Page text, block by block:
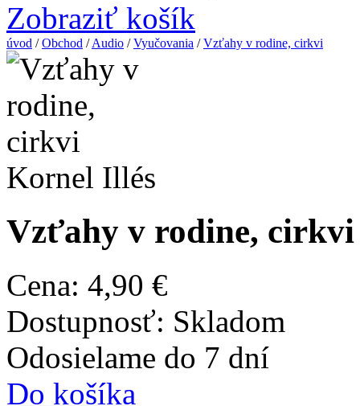
Zobraziť košík
úvod /Obchod /Audio /Vyučovania /Vzťahy v rodine, cirkvi
Kornel Illés
Vzťahy v rodine, cirkvi
Cena: 4,90 €
Dostupnosť: Skladom
Odosielame do 7 dní
Do košíka